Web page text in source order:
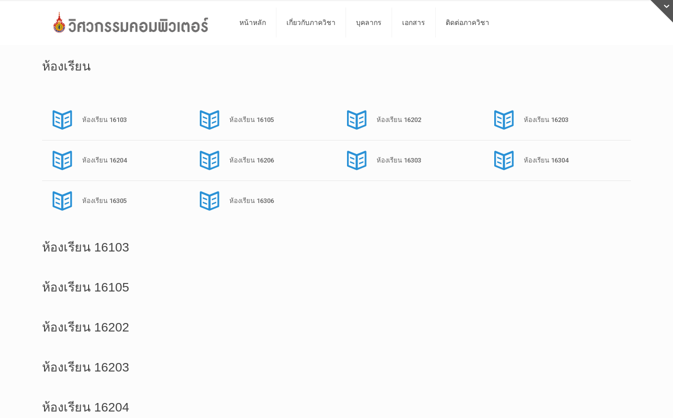
หน้าหลัก เกี่ยวกับภาควิชา บุคลากร เอกสาร ติดต่อภาควิชา
ห้องเรียน
ห้องเรียน 16103 ห้องเรียน 16105 ห้องเรียน 16202 ห้องเรียน 16203
ห้องเรียน 16204 ห้องเรียน 16206 ห้องเรียน 16303 ห้องเรียน 16304
ห้องเรียน 16305 ห้องเรียน 16306
ห้องเรียน 16103
ห้องเรียน 16105
ห้องเรียน 16202
ห้องเรียน 16203
ห้องเรียน 16204